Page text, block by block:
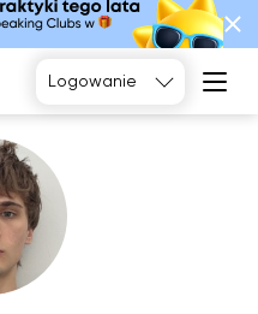
Język
angielski
francuski
Język
Logowanie
Sprawdzony korepetytor